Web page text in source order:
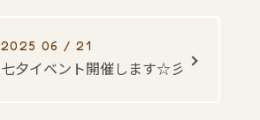
2025 06 / 21
七夕イベント開催します☆彡